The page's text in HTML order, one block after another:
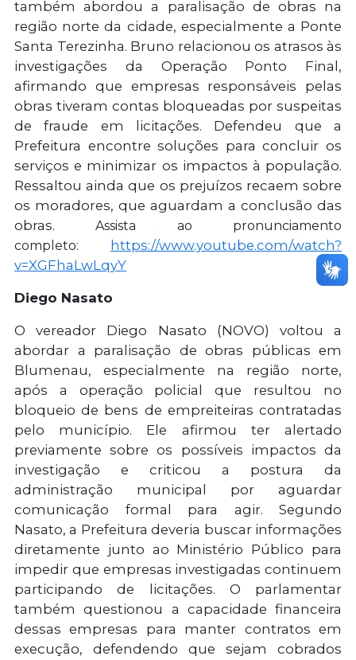
também abordou a paralisação de obras na
região norte da cidade, especialmente a Ponte
Santa Terezinha. Bruno relacionou os atrasos às
investigações da Operação Ponto Final,
afirmando que empresas responsáveis pelas
obras tiveram contas bloqueadas por suspeitas
de fraude em licitações. Defendeu que a
Prefeitura encontre soluções para concluir os
serviços e minimizar os impactos à população.
Ressaltou ainda que os prejuízos recaem sobre
os moradores, que aguardam a conclusão das
obras.
Assista ao pronunciamento
completo:
https://www.youtube.com/watch?
v=XGFhaLwLqyY
Diego Nasato
O vereador Diego Nasato (NOVO) voltou a
abordar a paralisação de obras públicas em
Blumenau, especialmente na região norte,
após a operação policial que resultou no
bloqueio de bens de empreiteiras contratadas
pelo município. Ele afirmou ter alertado
previamente sobre os possíveis impactos da
investigação e criticou a postura da
administração municipal por aguardar
comunicação formal para agir. Segundo
Nasato, a Prefeitura deveria buscar informações
diretamente junto ao Ministério Público para
impedir que empresas investigadas continuem
participando de licitações. O parlamentar
também questionou a capacidade financeira
dessas empresas para manter contratos em
execução, defendendo que sejam cobrados